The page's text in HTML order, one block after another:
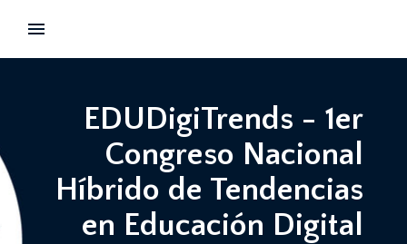
EDUDigiTrends - 1er
Congreso Nacional
Híbrido de Tendencias
en Educación Digital